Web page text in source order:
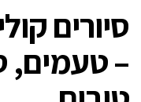
סיורים
– טעמים,